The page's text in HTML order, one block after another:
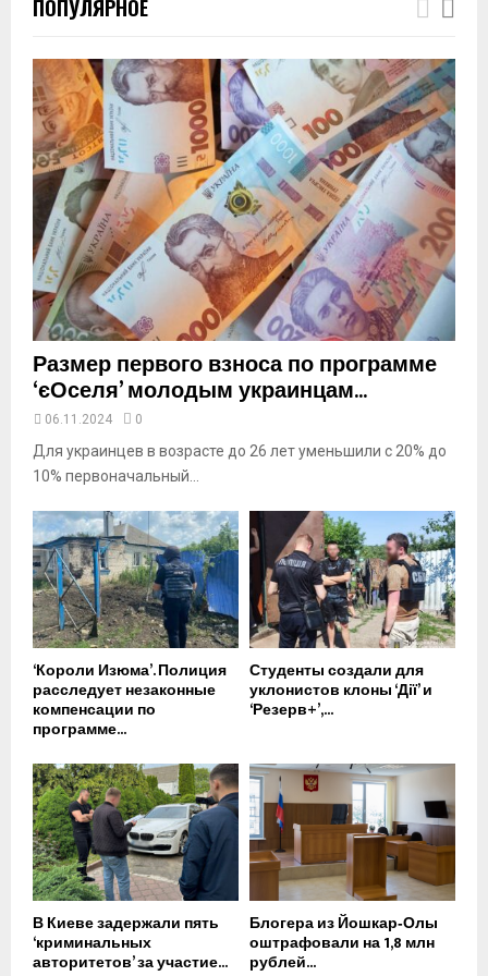
u
a
y
u
e
ПОПУЛЯРНОЕ
Размер первого взноса по программе
‘єОселя’ молодым украинцам...
06.11.2024 0
Для украинцев в возрасте до 26 лет уменьшили с 20% до
10% первоначальный...
‘Короли Изюма’. Полиция
расследует незаконные
компенсации по
программе...
Студенты создали для
уклонистов клоны ‘Дії’ и
‘Резерв+’,...
В Киеве задержали пять
‘криминальных
авторитетов’ за участие...
Блогера из Йошкар‑Олы
оштрафовали на 1,8 млн
рублей...